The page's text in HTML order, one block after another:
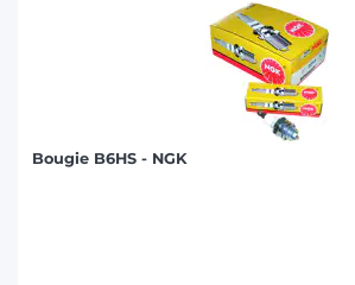
Bougie B6HS - NGK